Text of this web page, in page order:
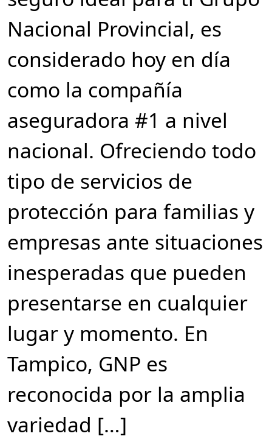
Nacional Provincial, es
considerado hoy en día
como la compañía
aseguradora #1 a nivel
nacional. Ofreciendo todo
tipo de servicios de
protección para familias y
empresas ante situaciones
inesperadas que pueden
presentarse en cualquier
lugar y momento. En
Tampico, GNP es
reconocida por la amplia
variedad […]